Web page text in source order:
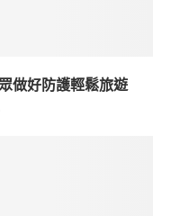
做好防護輕鬆旅遊